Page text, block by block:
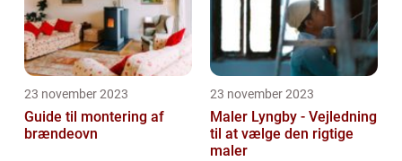
23 november 2023
Guide til montering af
brændeovn
23 november 2023
Maler Lyngby - Vejledning
til at vælge den rigtige
maler